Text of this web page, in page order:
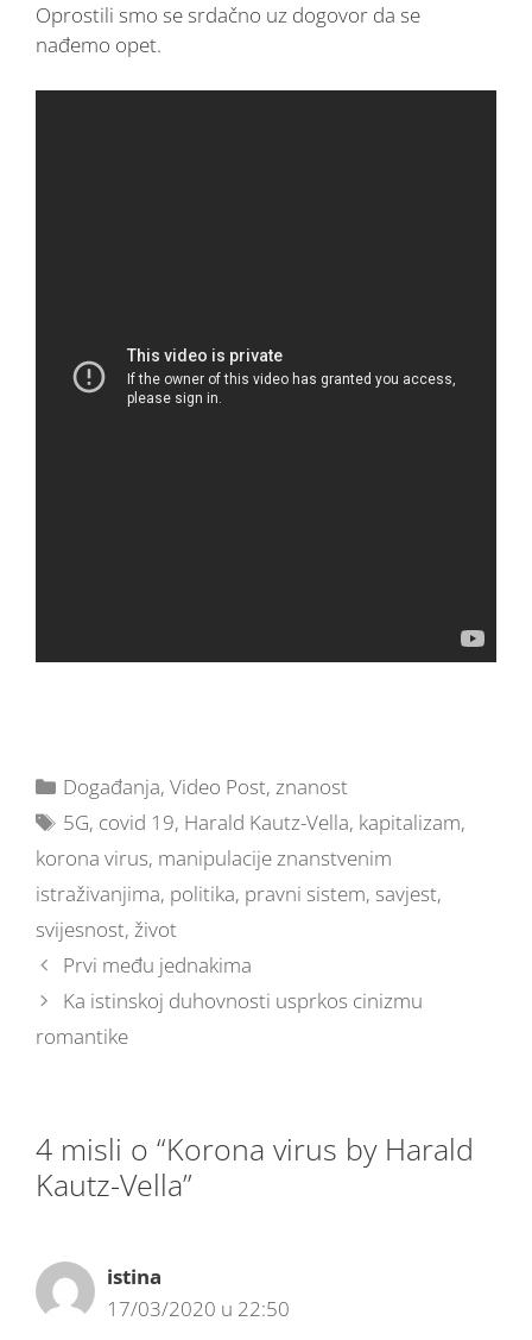
Oprostili smo se srdačno uz dogovor da se
nađemo opet.
Događanja,Video Post,znanost
5G, covid 19, Harald Kautz-Vella, kapitalizam,
korona virus, manipulacije znanstvenim
istraživanjima, politika, pravni sistem, savjest,
svijesnost, život
Prvi među jednakima
Ka istinskoj duhovnosti usprkos cinizmu
romantike
4 misli o “Korona virus by Harald
Kautz-Vella”
istina
17/03/2020 u 22:50